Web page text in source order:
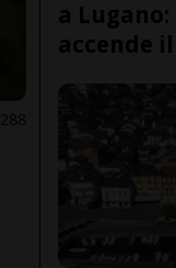
288
a
accende